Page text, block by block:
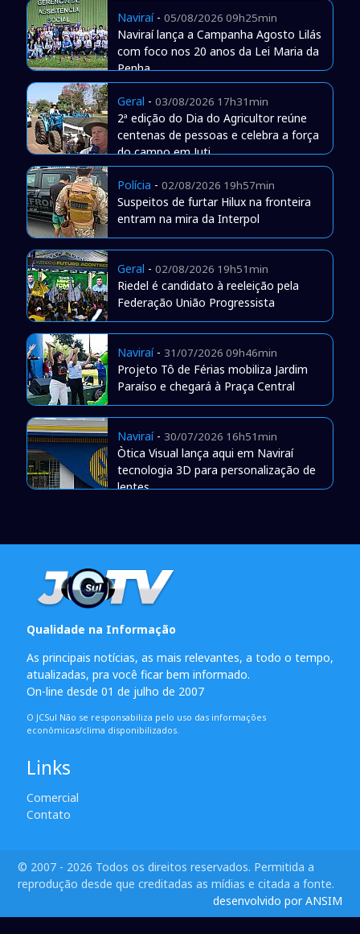
Naviraí- 05/08/2026 09h25min
Naviraí lança a Campanha Agosto Lilás
com foco nos 20 anos da Lei Maria da
Penha
Geral - 03/08/2026 17h31min
2ª edição do Dia do Agricultor reúne
centenas de pessoas e celebra a força
do campo em Juti
Polícia - 02/08/2026 19h57min
Suspeitos de furtar Hilux na fronteira
entram na mira da Interpol
Geral - 02/08/2026 19h51min
Riedel é candidato à reeleição pela
Federação União Progressista
Naviraí- 31/07/2026 09h46min
Projeto Tô de Férias mobiliza Jardim
Paraíso e chegará à Praça Central
Naviraí- 30/07/2026 16h51min
Òtica Visual lança aqui em Naviraí
tecnologia 3D para personalização de
lentes
Qualidade na Informação
As principais notícias, as mais relevantes, a todo o tempo,
atualizadas, pra você ficar bem informado.
On-line desde 01 de julho de 2007
O JCSul Não se responsabiliza pelo uso das informações
econômicas/clima disponibilizados.
Links
Comercial
Contato
© 2007 - 2026 Todos os direitos reservados. Permitida a
reprodução desde que creditadas as mídias e citada a fonte.
desenvolvido por ANSIM